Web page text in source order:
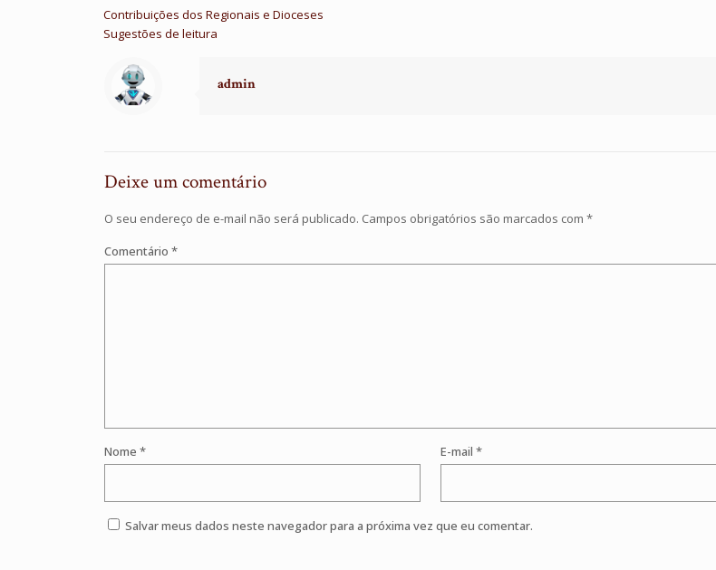
Contribuições dos Regionais e Dioceses
Sugestões de leitura
admin
Deixe um comentário
O seu endereço de e-mail não será publicado. Campos obrigatórios são marcados com *
Comentário *
Nome * E-mail *
Salvar meus dados neste navegador para a próxima vez que eu comentar.